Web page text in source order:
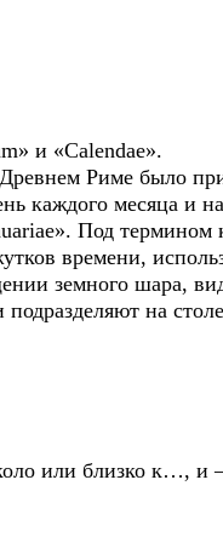
и «Calendae».
Риме было
каждого месяца и
Под термином
времени,
земного шара,
на
или близко к…,